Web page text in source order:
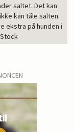
saltet. Det kan
kan tåle salten.
ekstra på hunden i